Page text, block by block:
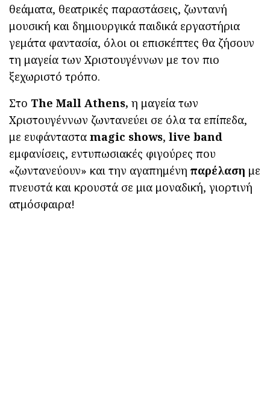
θεάματα, θεατρικές παραστάσεις, ζωντανή
μουσική και δημιουργικά παιδικά εργαστήρια
γεμάτα φαντασία, όλοι οι επισκέπτες θα ζήσουν
τη μαγεία των Χριστουγέννων με τον πιο
ξεχωριστό τρόπο.
Στο The Mall Athens,η μαγεία των
Χριστουγέννων ζωντανεύει σε όλα τα επίπεδα,
με ευφάντασταmagic shows,live band
εμφανίσεις, εντυπωσιακές φιγούρες που
«ζωντανεύουν» και την αγαπημένηπαρέλαση με
πνευστά και κρουστά σε μια μοναδική, γιορτινή
ατμόσφαιρα!